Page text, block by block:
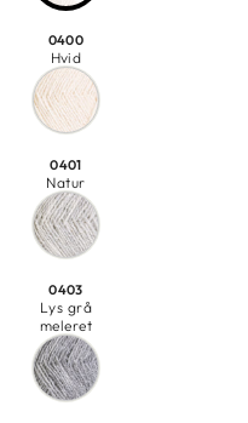
0400
Hvid
0401
Natur
0403
Lys grå
meleret